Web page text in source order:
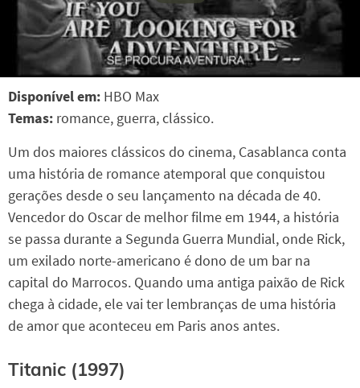
Disponível em: HBO Max
Temas: romance, guerra, clássico.
Um dos maiores clássicos do cinema, Casablanca conta
uma história de romance atemporal que conquistou
gerações desde o seu lançamento na década de 40.
Vencedor do Oscar de melhor filme em 1944, a história
se passa durante a Segunda Guerra Mundial, onde Rick,
um exilado norte-americano é dono de um bar na
capital do Marrocos. Quando uma antiga paixão de Rick
chega à cidade, ele vai ter lembranças de uma história
de amor que aconteceu em Paris anos antes.
Titanic (1997)